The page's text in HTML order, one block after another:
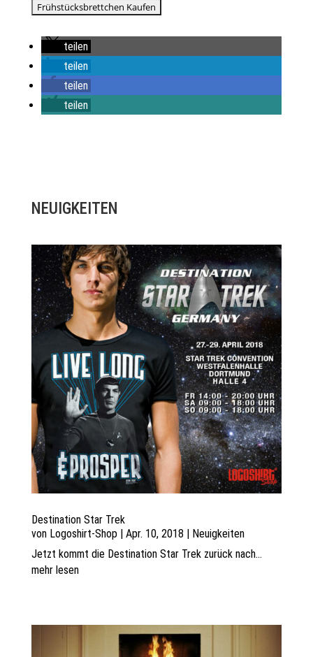
teilen
teilen
teilen
teilen
NEUIGKEITEN
Destination Star Trek
von Logoshirt-Shop| Apr. 10, 2018
Neuigkeiten
Jetzt kommt die Destination Star Trek zurück nach...
mehr lesen